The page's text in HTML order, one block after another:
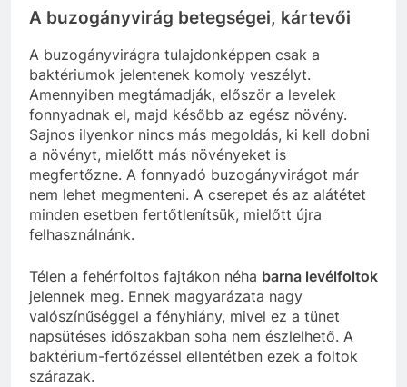
A buzogányvirág betegségei, kártevői
A buzogányvirágra tulajdonképpen csak a
baktériumok jelentenek komoly veszélyt.
Amennyiben megtámadják, először a levelek
fonnyadnak el, majd később az egész növény.
Sajnos ilyenkor nincs más megoldás, ki kell dobni
a növényt, mielőtt más növényeket is
megfertőzne. A fonnyadó buzogányvirágot már
nem lehet megmenteni. A cserepet és az alátétet
minden esetben fertőtlenítsük, mielőtt újra
felhasználnánk.
Télen a fehérfoltos fajtákon néha barna levélfoltok
jelennek meg. Ennek magyarázata nagy
valószínűséggel a fényhiány, mivel ez a tünet
napsütéses időszakban soha nem észlelhető. A
baktérium-fertőzéssel ellentétben ezek a foltok
szárazak.